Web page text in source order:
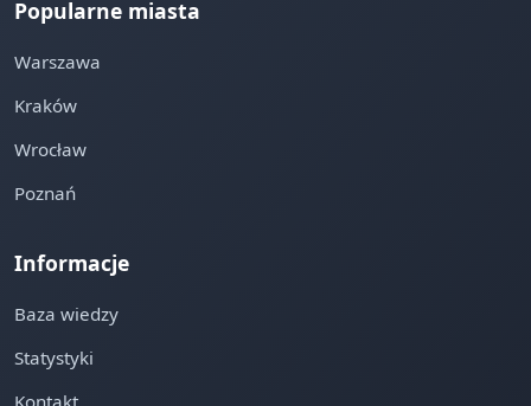
Popularne miasta
Warszawa
Kraków
Wrocław
Poznań
Informacje
Baza wiedzy
Statystyki
Kontakt